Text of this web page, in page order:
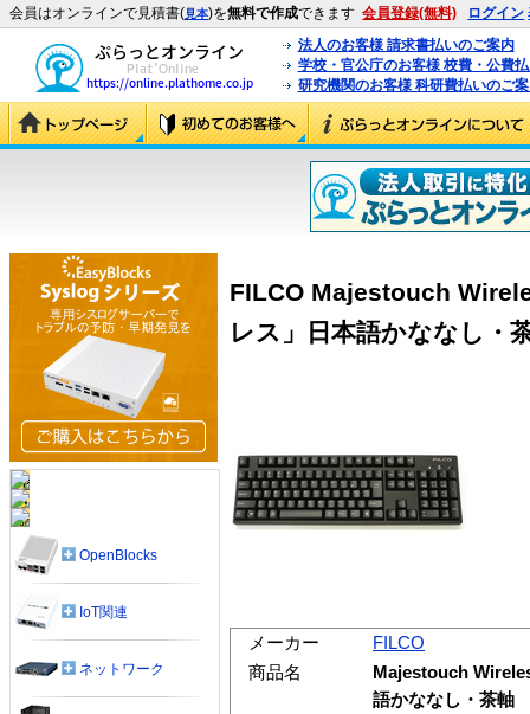
会員はオンラインで見積書(見本)を無料で作成できます 会員登録(無料) ログイン
法人のお客様 請求書払いのご案内
学校・官公庁のお客様 校費・公費
研究機関のお客様 科研費払いのご
FILCO Majestouch
レス」日本語かななし・
メーカー
FILCO
商品名
Majestouch
語かななし・茶軸
OpenBlocks
IoT関連
ネットワーク